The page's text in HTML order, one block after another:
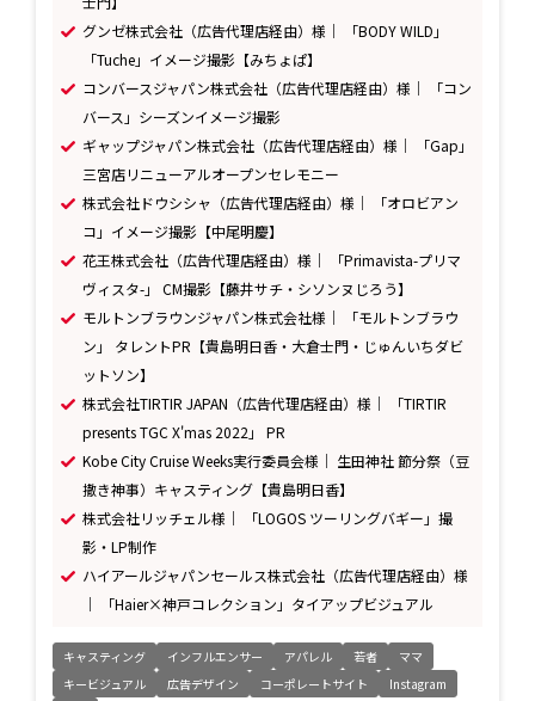
グンゼ株式会社（広告代理店経由）様｜ 「BODY WILD」
「Tuche」イメージ撮影【みちょぱ】
コンバースジャパン株式会社（広告代理店経由）様｜ 「コン
バース」シーズンイメージ撮影
ギャップジャパン株式会社（広告代理店経由）様｜ 「Gap」
三宮店リニューアルオープンセレモニー
株式会社ドウシシャ（広告代理店経由）様｜ 「オロビアン
コ」イメージ撮影【中尾明慶】
花王株式会社（広告代理店経由）様｜ 「Primavista-プリマ
ヴィスタ-」 CM撮影【藤井サチ・シソンヌじろう】
モルトンブラウンジャパン株式会社様｜ 「モルトンブラウ
ン」 タレントPR【貴島明日香・大倉士門・じゅんいちダビ
ットソン】
株式会社TIRTIR JAPAN（広告代理店経由）様｜ 「TIRTIR
presents TGC X'mas 2022」 PR
Kobe City Cruise Weeks実行委員会様｜ 生田神社 節分祭（豆
撒き神事）キャスティング【貴島明日香】
株式会社リッチェル様｜ 「LOGOS ツーリングバギー」撮
影・LP制作
ハイアールジャパンセールス株式会社（広告代理店経由）様
｜ 「Haier×神戸コレクション」タイアップビジュアル
キャスティング インフルエンサー アパレル 若者
ママ
キービジュアル
広告デザイン コーポレートサイト
Instagram